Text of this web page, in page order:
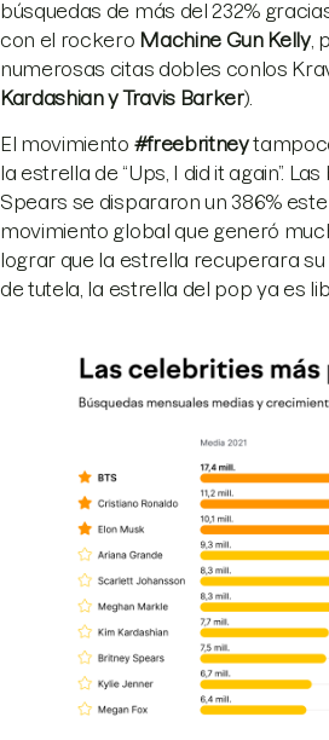
búsquedas de más del 232%
con el rockero Machine Gun Kelly,
numerosas citas dobles conlos
Kardashian y Travis Barker).
El movimiento #freebritney
la estrella de “Ups, I did it again”.
Spears se dispararon un 386%
movimiento global que generó
lograr que la estrella recuperara su
de tutela, la estrella del pop ya es